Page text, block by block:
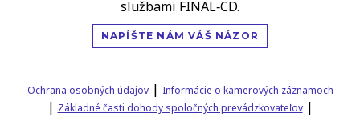
službami FINAL‑CD.
NAPÍŠTE NÁM VÁŠ NÁZOR
Ochrana osobných údajov| Informácie o kamerových záznamoch
| Základné časti dohody spoločných prevádzkovateľov|